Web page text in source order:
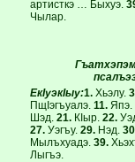
артисткэ … Быхуэ.
Чылар.
ЕкIуэкIыу:1. Хьэлу.
ПщIэгъуалэ.11. Япэ.
Шэд.21. КIыр.22.
27. Уэгъу.29. Нэд.30
Мылъхуадэ.39.
Лыгъэ.